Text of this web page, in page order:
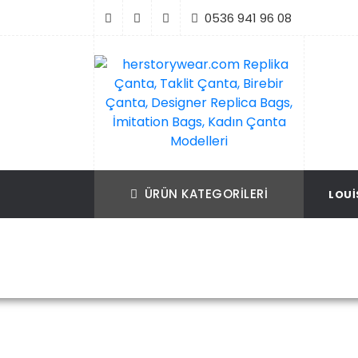
0536 941 96 08
İmitation Bags, Kadın Çanta Modelleri
ÜRÜN KATEGORILERI